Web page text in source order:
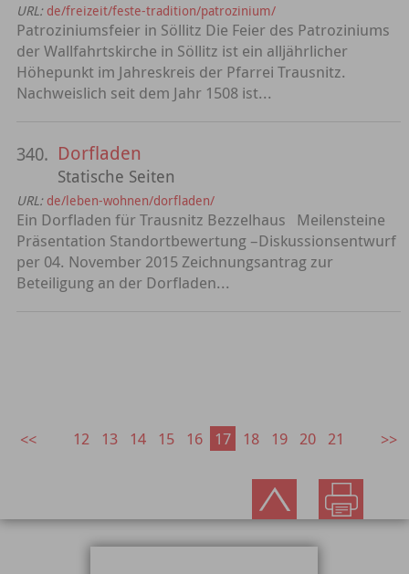
URL: de/freizeit/feste-tradition/patrozinium/
Patroziniumsfeier in Söllitz Die Feier des Patroziniums
der Wallfahrtskirche in Söllitz ist ein alljährlicher
Höhepunkt im Jahreskreis der Pfarrei Trausnitz.
Nachweislich seit dem Jahr 1508 ist...
340. Dorfladen
Statische Seiten
URL: de/leben-wohnen/dorfladen/
Ein Dorfladen für Trausnitz Bezzelhaus Meilensteine
Präsentation Standortbewertung –Diskussionsentwurf
per 04. November 2015 Zeichnungsantrag zur
Beteiligung an der Dorfladen...
12 13 14 15 16 17 18 19 20 21